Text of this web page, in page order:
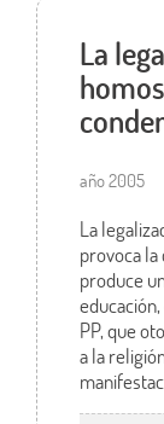
La
año 2005
La
provoca
produce
PP, que
a la